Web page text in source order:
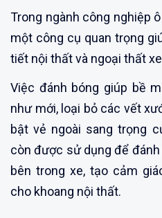
Trong ngành công nghiệp
một công cụ quan trọng
tiết nội thất và ngoại thất
Việc đánh bóng giúp bề
như mới, loại bỏ các vết
bật vẻ ngoài sang trọng
còn được sử dụng để
bên trong xe, tạo cảm
cho khoang nội thất.